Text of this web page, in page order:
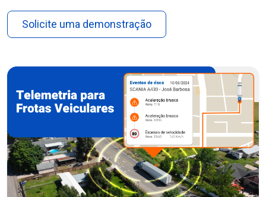
Solicite uma demonstração